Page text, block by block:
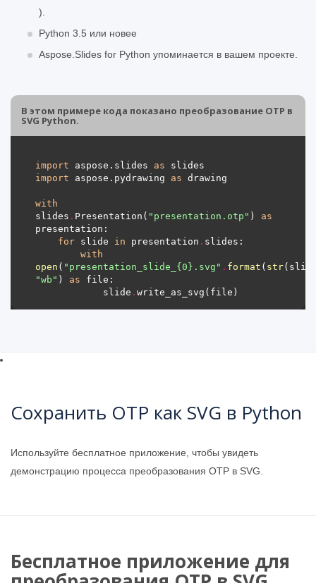
).
Python 3.5 или новее
Aspose.Slides for Python упоминается в вашем проекте.
В этом примере кода показано преобразование OTP в
SVG Python.
import aspose.slides as
import aspose.pydrawing as
with
slides . Presentation( "presentation.otp" ) as
for slide in presentation .
with
open ( "presentation_slide_ {0} .svg" . format ( str
"wb" ) as
            slide
.
Сохранить OTP как SVG в Python
Используйте бесплатное приложение, чтобы увидеть
демонстрацию процесса преобразования OTP в SVG.
Бесплатное приложение для